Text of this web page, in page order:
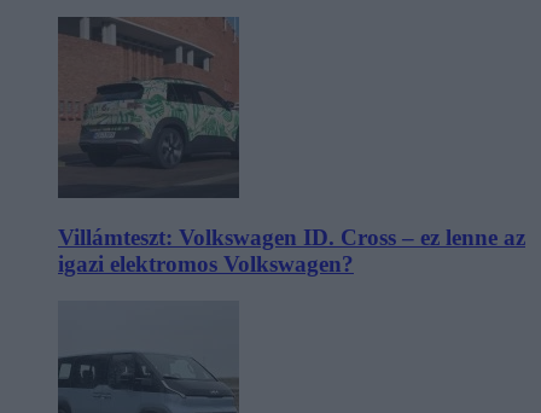
Villámteszt: Volkswagen ID. Cross – ez lenne az
igazi elektromos Volkswagen?